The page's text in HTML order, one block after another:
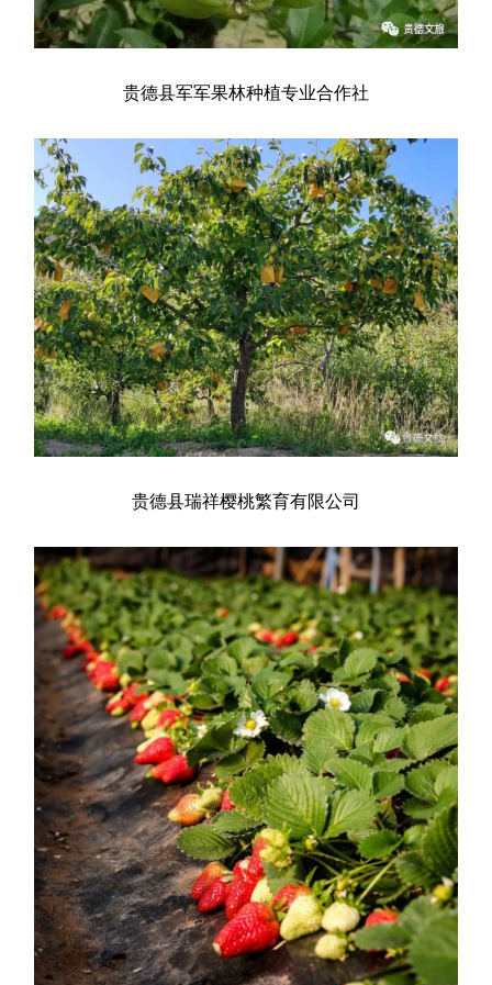
贵德县军军果林种植专业合作社
贵德县瑞祥樱桃繁育有限公司